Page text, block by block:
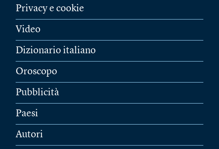
Privacy e cookie
Video
Dizionario italiano
Oroscopo
Pubblicità
Paesi
Autori